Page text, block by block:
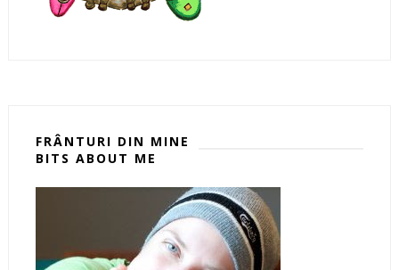
FRÂNTURI DIN MINE
BITS ABOUT ME